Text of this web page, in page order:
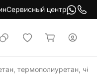
Сервисный центр
термополиуретан,